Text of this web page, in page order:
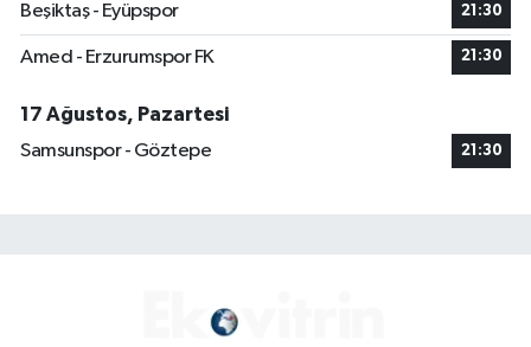
Beşiktaş - Eyüpspor 21:30
Amed - Erzurumspor FK 21:30
17 Ağustos, Pazartesi
Samsunspor - Göztepe
21:30